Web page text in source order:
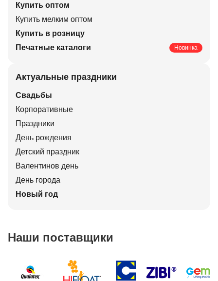
Купить оптом
Купить мелким оптом
Купить в розницу
Печатные каталоги
Новинка
Актуальные праздники
Свадьбы
Корпоративные
Праздники
День рождения
Детский праздник
Валентинов день
День города
Новый год
Наши поставщики